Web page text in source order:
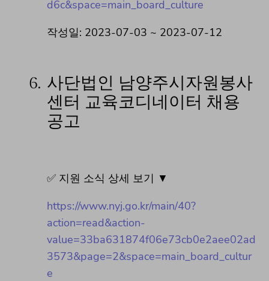
d6c&space=main_board_culture
작성일: 2023-07-03 ~ 2023-07-12
6. 사단법인 남양주시자원봉사
센터 교육코디네이터 채용
공고
✅ 지원 소식 상세 보기 ▼
https://www.nyj.go.kr/main/40?
action=read&action-
value=33ba631874f06e73cb0e2aee02ad
3573&page=2&space=main_board_cultur
e